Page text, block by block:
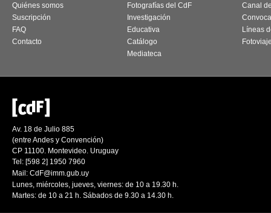
Quiénes somos
Suscripción
FAQ
Contacto
Fotografías del CdF
Investigación
Educativa
Catálogo
Mediateca
Canal
Líneas
Av. 18 de Julio 885
(entre Andes y Convención)
CP 11100. Montevideo. Uruguay
Tel: [598 2] 1950 7960
Mail: CdF@imm.gub.uy
Lunes, miércoles, jueves, viernes: de 10 a 19.30 h.
Martes: de 10 a 21 h. Sábados de 9.30 a 14.30 h.